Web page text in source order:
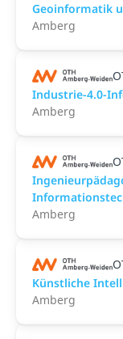
Geoinformatik
Amberg
Industrie-4.0-
Amberg
Amberg
Künstliche
Amberg